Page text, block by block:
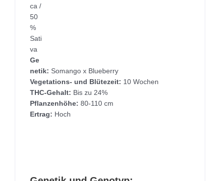
ca /
50
%
Sati
va
Ge
netik: Somango x Blueberry
Vegetations- und Blütezeit: 10 Wochen
THC-Gehalt: Bis zu 24%
Pflanzenhöhe: 80-110 cm
Ertrag: Hoch